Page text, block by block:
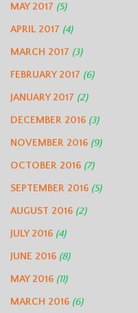
MAY 2017 (5)
APRIL 2017 (4)
MARCH 2017 (3)
FEBRUARY 2017 (6)
JANUARY 2017 (2)
DECEMBER 2016 (3)
NOVEMBER 2016 (9)
OCTOBER 2016 (7)
SEPTEMBER 2016 (5)
AUGUST 2016 (2)
JULY 2016 (4)
JUNE 2016 (8)
MAY 2016 (11)
MARCH 2016 (6)